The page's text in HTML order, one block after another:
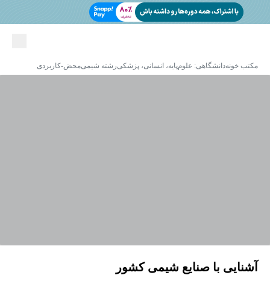
مکتب خونهدانشگاهی: علوم‌پایه، انسانی، پزشکیرشته شیمیمحض-کاربردی
آشنایی با صنایع شیمی کشور